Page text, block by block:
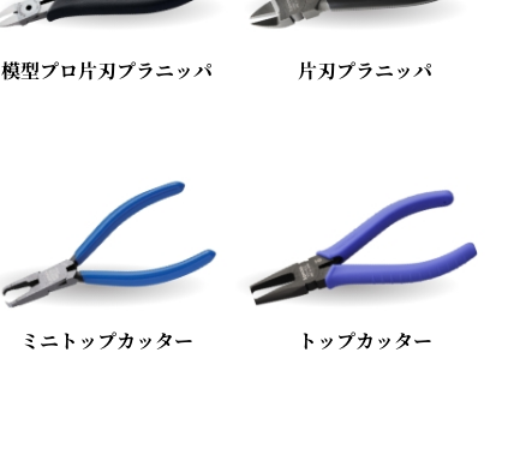
模型プロ片刃プラニッパ 片刃プラニッパ
ミニトップカッター トップカッター